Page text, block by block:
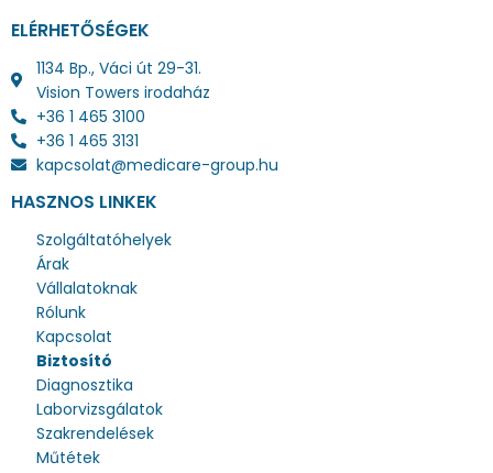
ELÉRHETŐSÉGEK
1134 Bp., Váci út 29-31.
Vision Towers irodaház
+36 1 465 3100
+36 1 465 3131
kapcsolat@medicare-group.hu
HASZNOS LINKEK
Szolgáltatóhelyek
Árak
Vállalatoknak
Rólunk
Kapcsolat
Biztosító
Diagnosztika
Laborvizsgálatok
Szakrendelések
Műtétek